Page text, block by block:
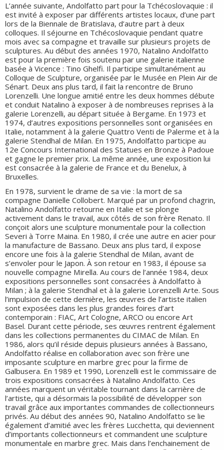
L’année suivante, Andolfatto part pour la Tchécoslovaquie : il
est invité à exposer par différents artistes locaux, d’une part
lors de la Biennale de Bratislava, d’autre part à deux
colloques. Il séjourne en Tchécoslovaquie pendant quatre
mois avec sa compagne et travaille sur plusieurs projets de
sculptures. Au début des années 1970, Natalino Andolfatto
est pour la première fois soutenu par une galerie italienne
basée à Vicence : Tino Ghelfi. Il participe simultanément au
Colloque de Sculpture, organisée par le Musée en Plein Air de
Sénart. Deux ans plus tard, il fait la rencontre de Bruno
Lorenzelli. Une longue amitié entre les deux hommes débute
et conduit Natalino à exposer à de nombreuses reprises à la
galerie Lorenzelli, au départ située à Bergame. En 1973 et
1974, d’autres expositions personnelles sont organisées en
Italie, notamment à la galerie Quattro Venti de Palerme et à la
galerie Stendhal de Milan. En 1975, Andolfatto participe au
12e Concours International des Statues en Bronze à Padoue
et gagne le premier prix. La même année, une exposition lui
est consacrée à la galerie de France et du Benelux, à
Bruxelles.
En 1978, survient le drame de sa vie : la mort de sa
compagne Danielle Collobert. Marqué par un profond chagrin,
Natalino Andolfatto retourne en Italie et se plonge
activement dans le travail, aux côtés de son frère Renato. Il
conçoit alors une sculpture monumentale pour la collection
Severi à Torre Maina. En 1980, il crée une autre en acier pour
la manufacture de Bassano. Deux ans plus tard, il expose
encore une fois à la galerie Stendhal de Milan, avant de
s’envoler pour le Japon. À son retour en 1983, il épouse sa
nouvelle compagne Mirella. Au cours de l’année 1984, deux
expositions personnelles sont consacrées à Andolfatto à
Milan ; à la galerie Stendhal et à la galerie Lorenzelli Arte. Sous
l’impulsion de cette dernière, les œuvres de l’artiste italien
sont exposées dans les plus grandes foires d’art
contemporain : FIAC, Art Cologne, ARCO ou encore Art
Basel. Durant cette période, ses œuvres rentrent également
dans les collections permanentes du CIMAC de Milan. En
1986, alors qu’il réside depuis plusieurs années à Bassano,
Andolfatto réalise en collaboration avec son frère une
imposante sculpture en marbre grec pour la firme de
Galbusera. En 1989 et 1990, Lorenzelli est le commissaire de
trois expositions consacrées à Natalino Andolfatto. Ces
années marquent un véritable tournant dans la carrière de
l’artiste, qui a désormais la possibilité de développer son
travail grâce aux importantes commandes de collectionneurs
privés. Au début des années 90, Natalino Andolfatto se lie
également d’amitié avec les frères Lucchetta, qui deviennent
d’importants collectionneurs et commandent une sculpture
monumentale en marbre grec. Mais dans l’enchainement de